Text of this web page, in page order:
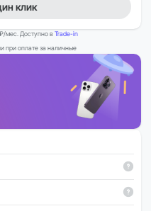
клик
мес. Доступно вTrade-in
при оплате за наличные